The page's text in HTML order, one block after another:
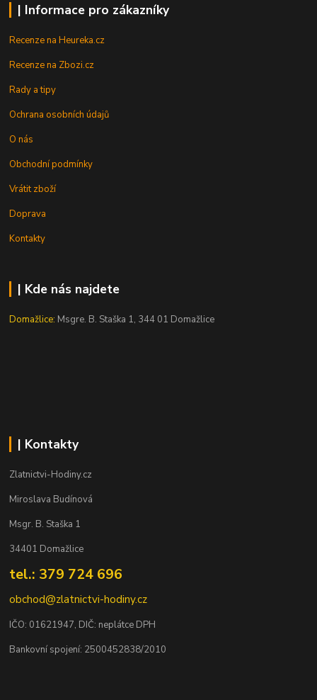
| Informace pro zákazníky
Recenze na Heureka.cz
Recenze na Zbozi.cz
Rady a tipy
Ochrana osobních údajů
O nás
Obchodní podmínky
Vrátit zboží
Doprava
Kontakty
| Kde nás najdete
Domažlice: Msgre. B. Staška 1, 344 01 Domažlice
| Kontakty
Zlatnictvi-Hodiny.cz
Miroslava Budínová
Msgr. B. Staška 1
34401 Domažlice
tel.: 379 724 696
obchod@zlatnictvi-hodiny.cz
IČO: 01621947, DIČ: neplátce DPH
Bankovní spojení: 2500452838/2010